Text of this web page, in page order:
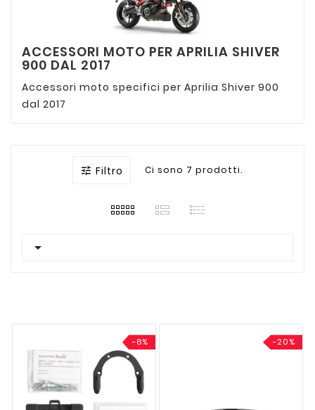
ACCESSORI MOTO PER APRILIA SHIVER
900 DAL 2017
Accessori moto specifici per Aprilia Shiver 900
dal 2017
 Filtro Ci sono 7 prodotti.

-8% -20%